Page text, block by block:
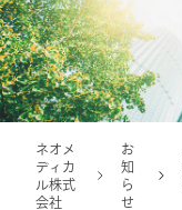
ネオメ
ディカ
ル株式
会社
お
知
ら
せ